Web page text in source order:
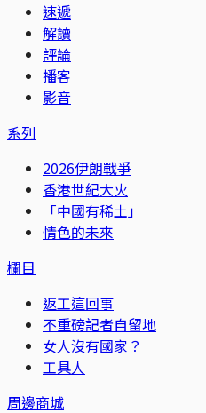
速遞
解讀
評論
播客
影音
系列
2026伊朗戰爭
香港世紀大火
「中國有稀土」
情色的未來
欄目
返工這回事
不重磅記者自留地
女人沒有國家？
工具人
周邊商城